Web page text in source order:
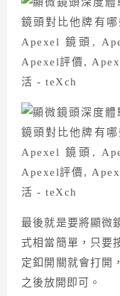
最後就是要將顯微
式相當簡單，只要
定釦開關就會打開
之後放開即可。